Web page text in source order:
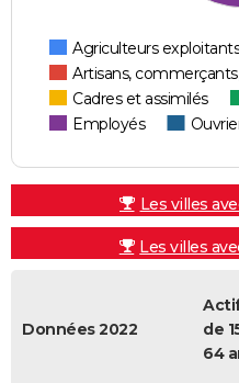
Agriculteurs
Artisans,
Cadres et assimilés
Employés
Les villes
Les villes
Données 2022
de
64